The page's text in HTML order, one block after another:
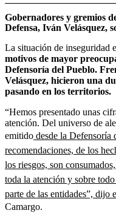
Gobernadores y gremios
Defensa, Iván Velásquez,
La situación de inseguridad
motivos de mayor
Defensoría del Pueblo.
Velásquez, hicieron una
pasando en los territorios.
“Hemos presentado unas
atención. Del universo de
emitido desde la Defensoría
recomendaciones, de los
los riesgos, son
toda la atención y sobre
parte de las entidades”, dijo
Camargo.